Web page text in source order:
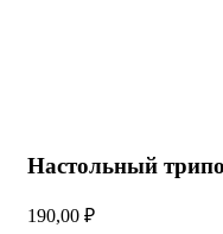
Настольный
190,00 ₽